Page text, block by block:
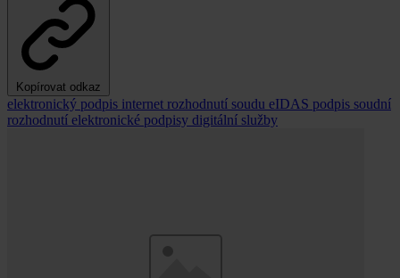
Kopírovat odkaz
elektronický podpis internet rozhodnutí soudu eIDAS podpis soudní
rozhodnutí elektronické podpisy digitální služby